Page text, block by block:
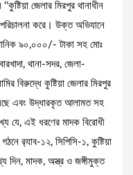
জেলার মিরপুর থানাধীন
পরিচালনা করে। উক্ত অভিযানে
৯০,০০০/- টাকা সহ মোঃ
থানা-সদর, জেলা-
বিরুদ্ধে কুষ্টিয়া জেলার মিরপুর
এবং উদ্ধারকৃত আলামত সহ
যে, এই ধরণের মাদক বিরোধী
র‌্যাব-১২, সিপিসি-১, কুষ্টিয়া
দিন, মাদক, অস্ত্র ও জঙ্গীমুক্ত